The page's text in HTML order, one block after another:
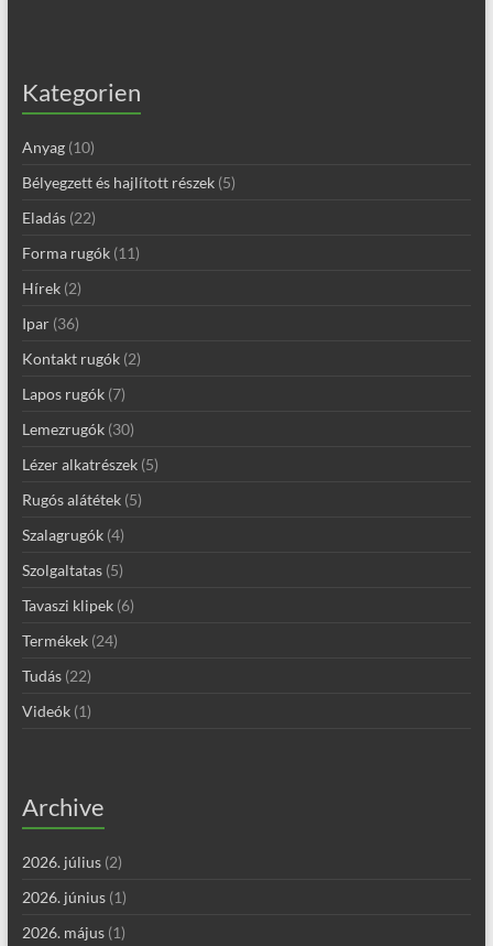
Kategorien
Anyag(10)
Bélyegzett és hajlított részek(5)
Eladás(22)
Forma rugók(11)
Hírek(2)
Ipar(36)
Kontakt rugók(2)
Lapos rugók(7)
Lemezrugók(30)
Lézer alkatrészek(5)
Rugós alátétek(5)
Szalagrugók(4)
Szolgaltatas(5)
Tavaszi klipek(6)
Termékek(24)
Tudás(22)
Videók(1)
Archive
2026. július(2)
2026. június(1)
2026. május(1)